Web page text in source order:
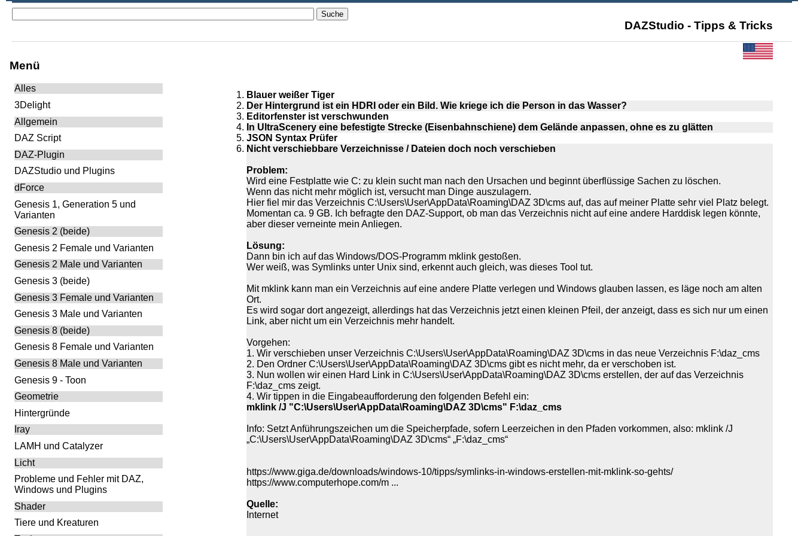
DAZStudio - Tipps & Tricks
Blauer weißer Tiger
Der Hintergrund ist ein HDRI oder ein Bild. Wie kriege ich die Person in das Wasser?
Editorfenster ist verschwunden
In UltraScenery eine befestigte Strecke (Eisenbahnschiene) dem Gelände anpassen, ohne es zu glätten
JSON Syntax Prüfer
Nicht verschiebbare Verzeichnisse / Dateien doch noch verschieben
Problem:
Wird eine Festplatte wie C: zu klein sucht man nach den Ursachen und beginnt überflüssige Sachen zu löschen.
Wenn das nicht mehr möglich ist, versucht man Dinge auszulagern.
Hier fiel mir das Verzeichnis C:\Users\User\AppData\Roaming\DAZ 3D\cms auf, das auf meiner Platte sehr viel Platz belegt.
Momentan ca. 9 GB. Ich befragte den DAZ-Support, ob man das Verzeichnis nicht auf eine andere Harddisk legen könnte,
aber dieser verneinte mein Anliegen.
Lösung:
Dann bin ich auf das Windows/DOS-Programm mklink gestoßen.
Wer weiß, was Symlinks unter Unix sind, erkennt auch gleich, was dieses Tool tut.
Mit mklink kann man ein Verzeichnis auf eine andere Platte verlegen und Windows glauben lassen, es läge noch am alten
Ort.
Es wird sogar dort angezeigt, allerdings hat das Verzeichnis jetzt einen kleinen Pfeil, der anzeigt, dass es sich nur um einen
Link, aber nicht um ein Verzeichnis mehr handelt.
Vorgehen:
1. Wir verschieben unser Verzeichnis C:\Users\User\AppData\Roaming\DAZ 3D\cms in das neue Verzeichnis F:\daz_cms
2. Den Ordner C:\Users\User\AppData\Roaming\DAZ 3D\cms gibt es nicht mehr, da er verschoben ist.
3. Nun wollen wir einen Hard Link in C:\Users\User\AppData\Roaming\DAZ 3D\cms erstellen, der auf das Verzeichnis
F:\daz_cms zeigt.
4. Wir tippen in die Eingabeaufforderung den folgenden Befehl ein:
mklink /J "C:\Users\User\AppData\Roaming\DAZ 3D\cms" F:\daz_cms
Info: Setzt Anführungszeichen um die Speicherpfade, sofern Leerzeichen in den Pfaden vorkommen, also: mklink /J
„C:\Users\User\AppData\Roaming\DAZ 3D\cms“ „F:\daz_cms“
https://www.giga.de/downloads/windows-10/tipps/symlinks-in-windows-erstellen-mit-mklink-so-gehts/
https://www.computerhope.com/m ...
Quelle:
Internet
Menü
Alles
3Delight
Allgemein
DAZ Script
DAZ-Plugin
DAZStudio und Plugins
dForce
Genesis 1, Generation 5 und
Varianten
Genesis 2 (beide)
Genesis 2 Female und Varianten
Genesis 2 Male und Varianten
Genesis 3 (beide)
Genesis 3 Female und Varianten
Genesis 3 Male und Varianten
Genesis 8 (beide)
Genesis 8 Female und Varianten
Genesis 8 Male und Varianten
Genesis 9 - Toon
Geometrie
Hintergründe
Iray
LAMH und Catalyzer
Licht
Probleme und Fehler mit DAZ,
Windows und Plugins
Shader
Tiere und Kreaturen